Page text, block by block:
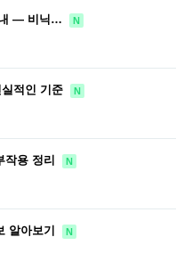
내 — 비닉… N
적인 기준 N
용 정리 N
알아보기 N